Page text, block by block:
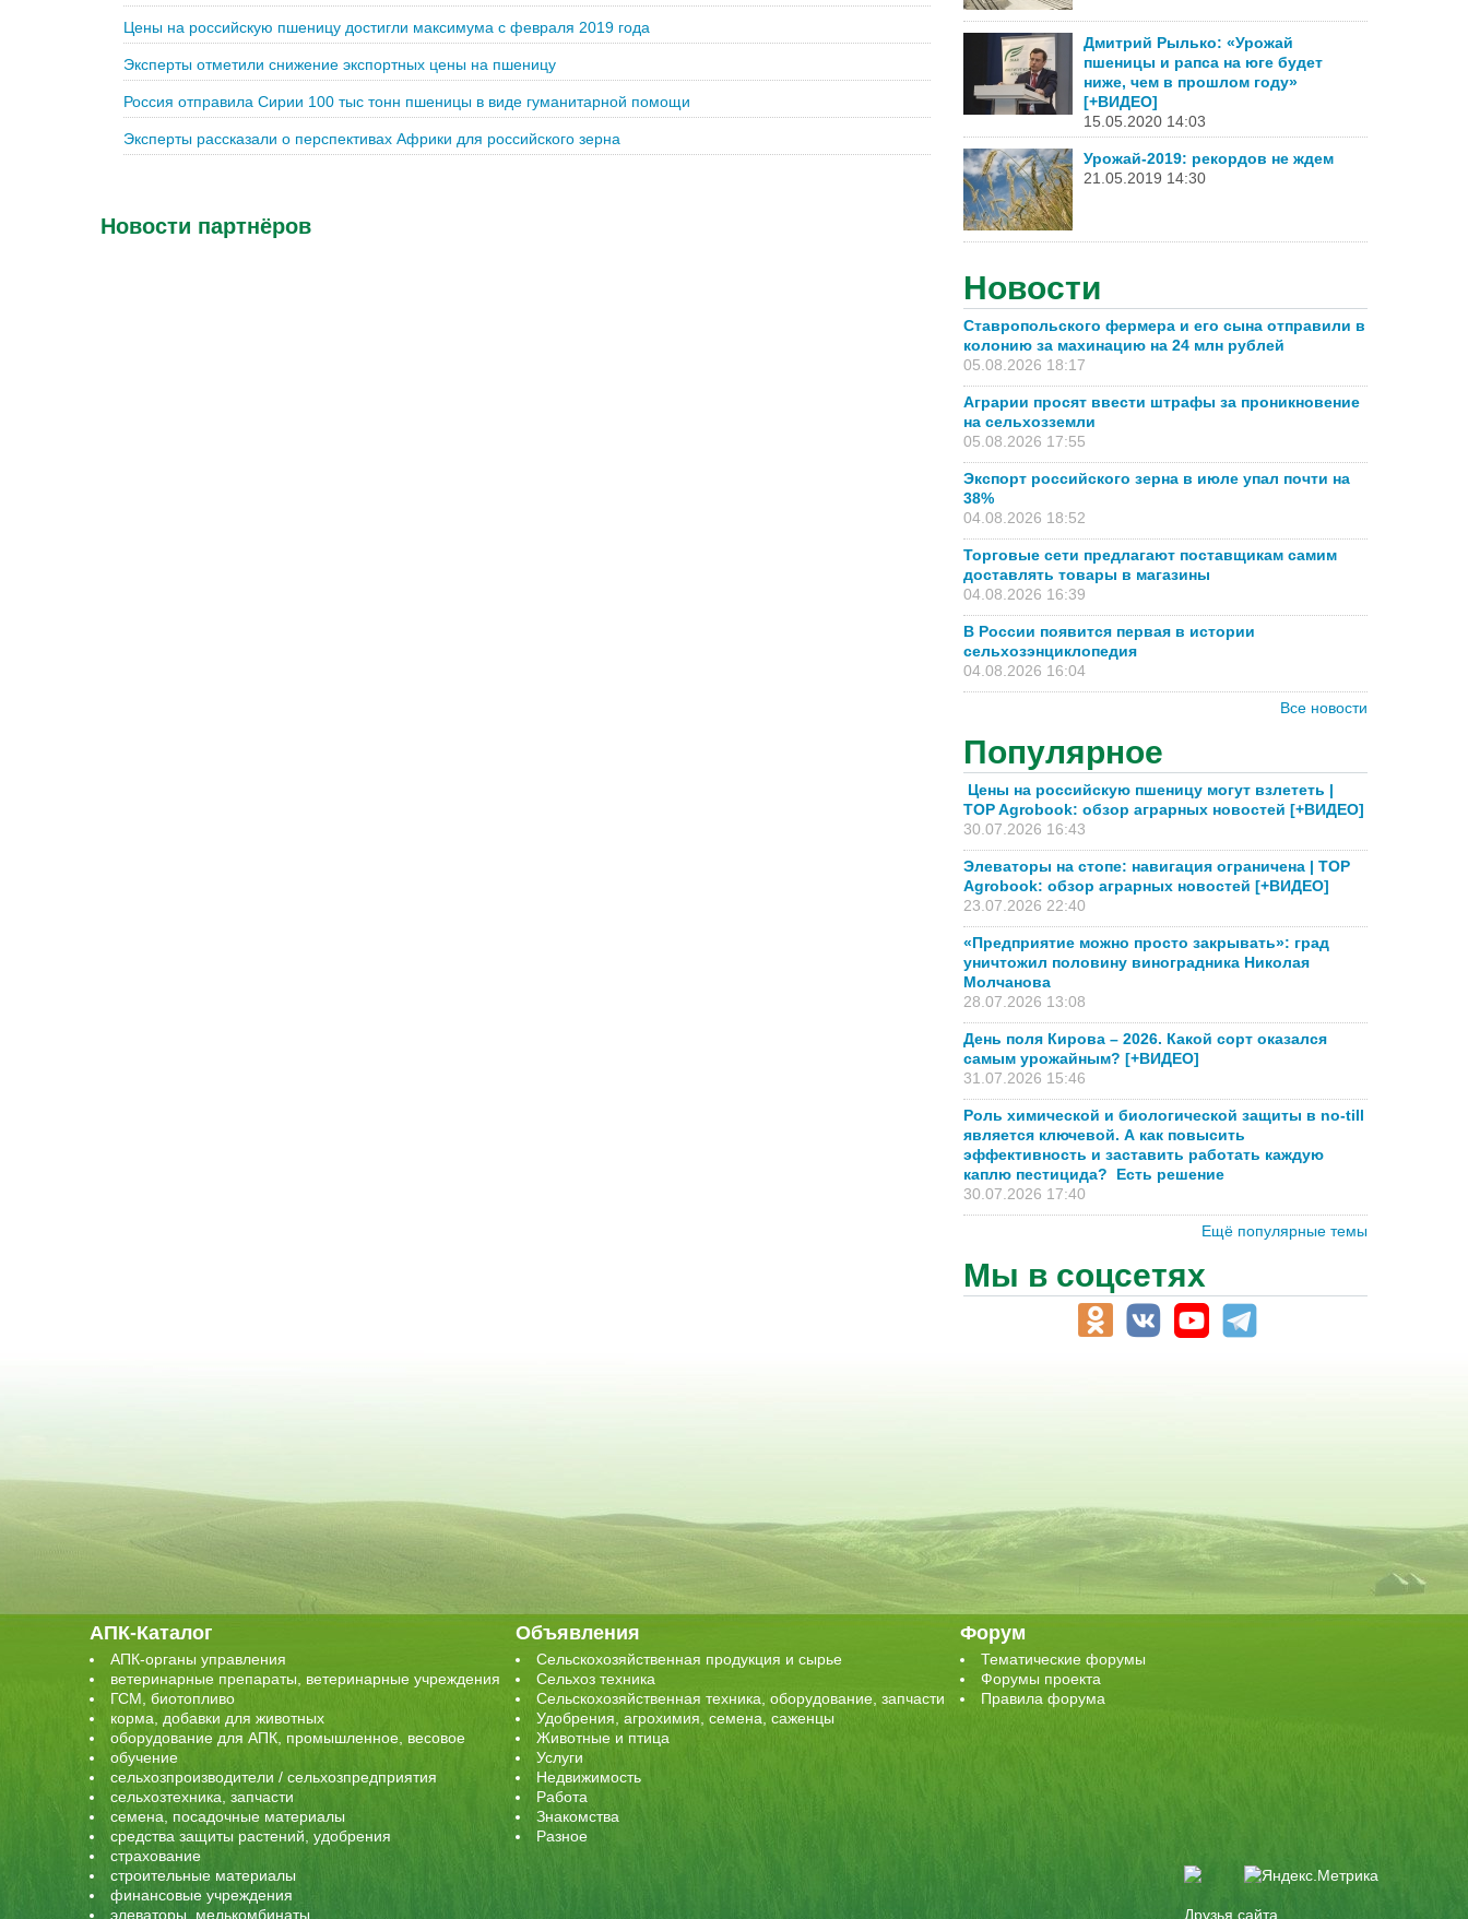
Цены на российскую пшеницу достигли максимума с февраля 2019 года
Эксперты отметили снижение экспортных цены на пшеницу
Россия отправила Сирии 100 тыс тонн пшеницы в виде гуманитарной помощи
Эксперты рассказали о перспективах Африки для российского зерна
Новости партнёров
Дмитрий Рылько: «Урожай
пшеницы и рапса на юге будет
ниже, чем в прошлом году»
[+ВИДЕО]
15.05.2020 14:03
Урожай-2019: рекордов не ждем
21.05.2019 14:30
Новости
Ставропольского фермера и его сына отправили в
колонию за махинацию на 24 млн рублей
05.08.2026 18:17
Аграрии просят ввести штрафы за проникновение
на сельхозземли
05.08.2026 17:55
Экспорт российского зерна в июле упал почти на
38%
04.08.2026 18:52
Торговые сети предлагают поставщикам самим
доставлять товары в магазины
04.08.2026 16:39
В России появится первая в истории
сельхозэнциклопедия
04.08.2026 16:04
Все новости
Популярное
Цены на российскую пшеницу могут взлететь |
TOP Agrobook: обзор аграрных новостей [+ВИДЕО]
30.07.2026 16:43
Элеваторы на стопе: навигация ограничена | TOP
Agrobook: обзор аграрных новостей [+ВИДЕО]
23.07.2026 22:40
«Предприятие можно просто закрывать»: град
уничтожил половину виноградника Николая
Молчанова
28.07.2026 13:08
День поля Кирова – 2026. Какой сорт оказался
самым урожайным? [+ВИДЕО]
31.07.2026 15:46
Роль химической и биологической защиты в no-till
является ключевой. А как повысить
эффективность и заставить работать каждую
каплю пестицида? Есть решение
30.07.2026 17:40
Ещё популярные темы
Мы в соцсетях
АПК-Каталог
АПК-органы управления
ветеринарные препараты, ветеринарные учреждения
ГСМ, биотопливо
корма, добавки для животных
оборудование для АПК, промышленное, весовое
обучение
сельхозпроизводители / сельхозпредприятия
сельхозтехника, запчасти
семена, посадочные материалы
средства защиты растений, удобрения
страхование
строительные материалы
финансовые учреждения
элеваторы, мелькомбинаты
Объявления
Сельскохозяйственная продукция и сырье
Сельхоз техника
Сельскохозяйственная техника, оборудование, запчасти
Удобрения, агрохимия, семена, саженцы
Животные и птица
Услуги
Недвижимость
Работа
Знакомства
Разное
Форум
Тематические форумы
Форумы проекта
Правила форума
Друзья сайта